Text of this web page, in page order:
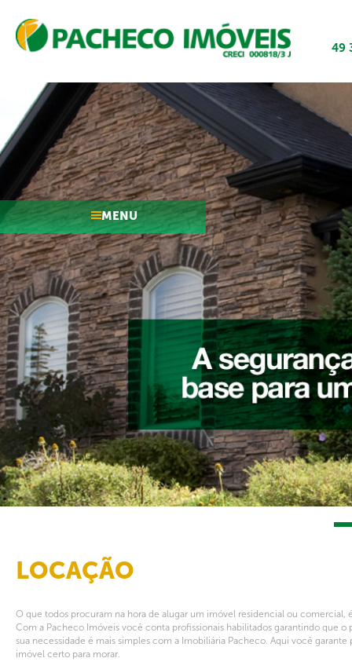
49
MENU
LOCAÇÃO
O que todos procuram na hora de alugar um imóvel residencial ou
Com a Pacheco Imóveis você conta profissionais habilitados garantindo que
sua necessidade é mais simples com a Imobiliária Pacheco. Aqui você
imóvel certo para morar.